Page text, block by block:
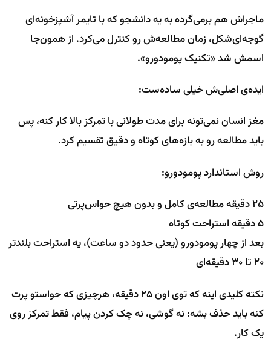
ماجراش هم برمی‌گرده به یه دانشجو که با تایمر آشپزخونه‌ای
گوجه‌ای‌شکل، زمان مطالعه‌ش رو کنترل می‌کرد. از همون‌جا
اسمش شد «تکنیک پومودورو».
ایده‌ی اصلی‌ش خیلی ساده‌ست:
مغز انسان نمی‌تونه برای مدت طولانی با تمرکز بالا کار کنه، پس
باید مطالعه رو به بازه‌های کوتاه و دقیق تقسیم کرد.
روش استاندارد پومودورو:
۲۵ دقیقه مطالعه‌ی کامل و بدون هیچ حواس‌پرتی
۵ دقیقه استراحت کوتاه
بعد از چهار پومودورو (یعنی حدود دو ساعت)، یه استراحت بلندتر
۲۰ تا ۳۰ دقیقه‌ای
نکته کلیدی اینه که توی اون ۲۵ دقیقه، هرچیزی که حواستو پرت
کنه باید حذف بشه: نه گوشی، نه چک کردن پیام، فقط تمرکز روی
یک کار.